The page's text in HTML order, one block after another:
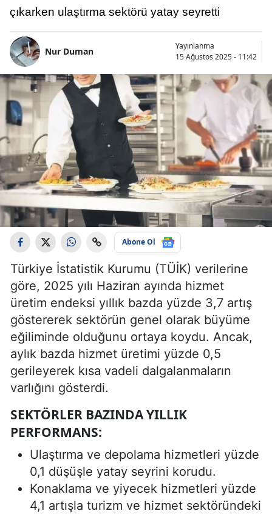
çıkarken ulaştırma sektörü yatay seyretti
Nur Duman
Yayınlanma
15 Ağustos 2025 - 11:42
Abone Ol
Türkiye İstatistik Kurumu (TÜİK) verilerine
göre, 2025 yılı Haziran ayında hizmet
üretim endeksi yıllık bazda yüzde 3,7 artış
göstererek sektörün genel olarak büyüme
eğiliminde olduğunu ortaya koydu. Ancak,
aylık bazda hizmet üretimi yüzde 0,5
gerileyerek kısa vadeli dalgalanmaların
varlığını gösterdi.
SEKTÖRLER BAZINDA YILLIK
PERFORMANS:
Ulaştırma ve depolama hizmetleri yüzde
0,1 düşüşle yatay seyrini korudu.
Konaklama ve yiyecek hizmetleri yüzde
4,1 artışla turizm ve hizmet sektöründeki